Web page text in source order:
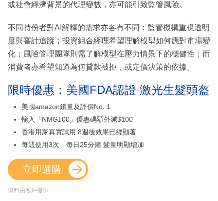
或社會經濟背景的代理變數，亦可能引致監管風險。
不同持份者對AI解釋的需求亦各有不同：監管機構重視透明
度與審計追蹤；投資組合經理希望理解模型如何應對市場變
化；風險管理團隊則需了解模型在壓力情景下的穩健性；而
消費者亦希望知道為何貸款被拒，或定價決策的依據。
限時優惠：美國FDA認證 激光生髮頭盔
美國amazon鎖量及評價No. 1
輸入「NMG100」優惠碼額外減$100
香港用家真實試用 8週後效果已經顯著
每週使用3次、每日25分鐘 髮量明顯增加
立即選購
資料由客戶提供